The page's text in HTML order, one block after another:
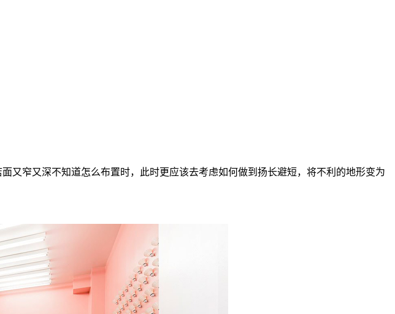
面又窄又深不知道怎么布置时，此时更应该去考虑如何做到扬长避短，将不利的地形变为